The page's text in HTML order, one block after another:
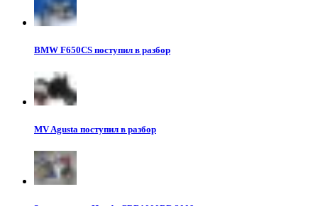
BMW F650CS поступил в разбор
MV Agusta поступил в разбор